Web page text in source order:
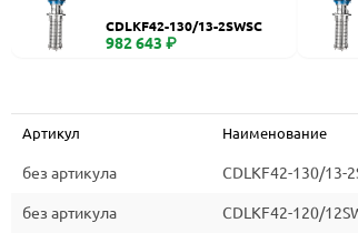
CDLKF42-130/13-2SWSC
982 643 ₽
Артикул Наименование
без артикула CDLKF42-130/13-
без артикула CDLKF42-120/